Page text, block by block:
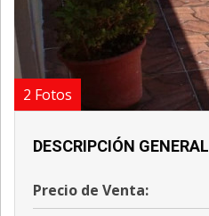
2 Fotos
DESCRIPCIÓN GENERAL
Precio de Venta: